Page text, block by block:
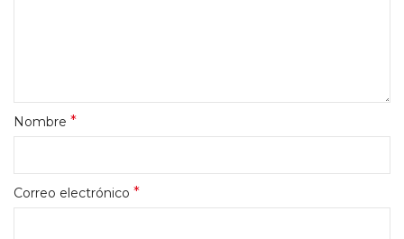
Nombre *
Correo electrónico *